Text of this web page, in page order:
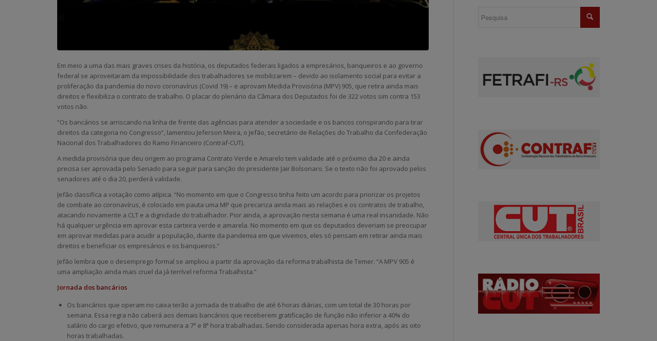
Em meio a uma das mais graves crises da história, os deputados federais ligados a empresários, banqueiros e ao governo
federal se aproveitaram da impossibilidade dos trabalhadores se mobilizarem – devido ao isolamento social para evitar a
proliferação da pandemia do novo coronavírus (Covid 19) – e aprovam Medida Provisória (MPV) 905, que retira ainda mais
direitos e flexibiliza o contrato de trabalho. O placar do plenário da Câmara dos Deputados foi de 322 votos sim contra 153
votos não.
“Os bancários se arriscando na linha de frente das agências para atender a sociedade e os bancos conspirando para tirar
direitos da categoria no Congresso”, lamentou Jeferson Meira, o Jefão, secretário de Relações do Trabalho da Confederação
Nacional dos Trabalhadores do Ramo Financeiro (Contraf-CUT).
A medida provisória que deu origem ao programa Contrato Verde e Amarelo tem validade até o próximo dia 20 e ainda
precisa ser aprovada pelo Senado para seguir para sanção do presidente Jair Bolsonaro. Se o texto não foi aprovado pelos
senadores até o dia 20, perderá validade.
Jefão classifica a votação como atípica. “No momento em que o Congresso tinha feito um acordo para priorizar os projetos
de combate ao coronavírus, é colocado em pauta uma MP que precariza ainda mais as relações e os contratos de trabalho,
atacando novamente a CLT e a dignidade do trabalhador. Pior ainda, a aprovação nesta semana é uma real insanidade. Não
há qualquer urgência em aprovar esta carteira verde e amarela. No momento em que os deputados deveriam se preocupar
em aprovar medidas para acudir a população, diante da pandemia em que vivemos, eles só pensam em retirar ainda mais
direitos e beneficiar os empresários e os banqueiros.”
Jefão lembra que o desemprego formal se ampliou a partir da aprovação da reforma trabalhista de Temer. “A MPV 905 é
uma ampliação ainda mais cruel da já terrível reforma Trabalhista.”
Jornada dos bancários
Os bancários que operam no caixa terão a jornada de trabalho de até 6 horas diárias, com um total de 30 horas por
semana. Essa regra não caberá aos demais bancários que receberem gratificação de função não inferior a 40% do
salário do cargo efetivo, que remunera a 7ª e 8ª hora trabalhadas. Sendo considerada apenas hora extra, após as oito
horas trabalhadas.